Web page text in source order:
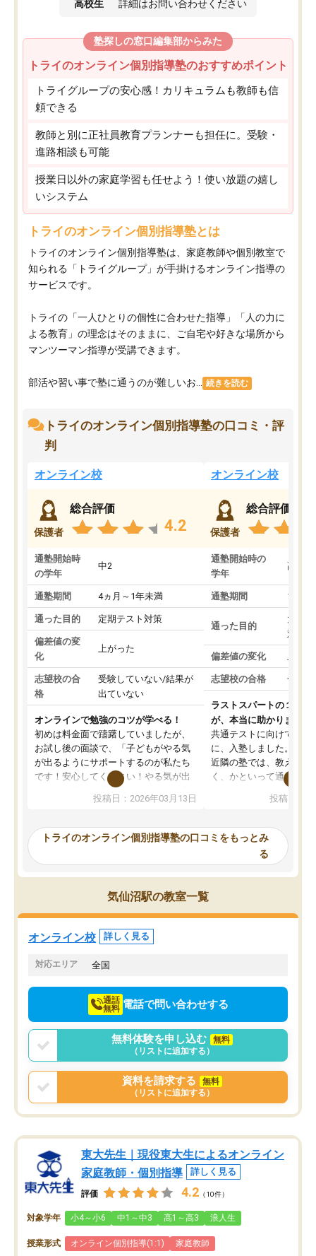
高校生 詳細はお問い合わせください
塾探しの窓口編集部からみた
トライのオンライン個別指導塾のおすすめポイント
トライグループの安心感！カリキュラムも教師も信
頼できる
教師と別に正社員教育プランナーも担任に。受験・
進路相談も可能
授業日以外の家庭学習も任せよう！使い放題の嬉し
いシステム
トライのオンライン個別指導塾とは
トライのオンライン個別指導塾は、家庭教師や個別教室で
知られる「トライグループ」が手掛けるオンライン指導の
サービスです。
トライの「一人ひとりの個性に合わせた指導」「人の力に
よる教育」の理念はそのままに、ご自宅や好きな場所から
マンツーマン指導が受講できます。
部活や習い事で塾に通うのが難しいお... 続きを読む
トライのオンライン個別指導塾の口コミ・評
判
オンライン校
保護者
総合評価
4.2
通塾開始時
の学年
中2
通塾期間 4ヵ月～1年未満
通った目的 定期テスト対策
偏差値の変
化
上がった
志望校の合
格
受験していない/結果が
出ていない
オンラインで勉強のコツが学べる！
初めは料金面で躊躇していましたが、
お試し後の面談で、「子どもがやる気
が出るようにサポートするのが私たち
です！安心してください！やる気が出
ないのは私たち講師の責任です」と言
ってくださり、確かに！と考えて、思
ったんですが、学生の先生から学ぶこ
み、徐々に成績が上がったらいいなと
思っていました。何が今足りないのか
を的確に指導いただき、子どももびっ
くりするほど楽しんでやる気を持って
塾を受けています。狙い通り、少しず
つ成績も上がり、苦手意識も無くなっ
てきたので、さらに苦手な数学も追加
でお願いしました。来年の高校受験に
投稿日：2026年03月13日
オンライン校
保護者
総合評価
通塾開始時の
学年
高3
通塾期間 1～3
通った目的
大学
対策
偏差値の変化 上が
志望校の合格 合格
ラストスパートの１か月
が、本当に助かりました
共通テストに向けての追
に、入塾しました。田舎
近隣の塾では、教えても
く、かといって通うには
可能なので本当に助か
らないところをピンポイ
頂いて、とてもわかり
していました。一生を
スト、多少お金がかかっ
投稿日：
トライのオンライン個別指導塾の口コミをもっとみ
る
気仙沼駅の教室一覧
オンライン校 詳しく見る
対応エリア 全国
通話
無料 電話で問い合わせする
無料体験を申し込む
無料
（リストに追加する）
資料を請求する
無料
（リストに追加する）
東大先生｜現役東大生によるオンライン
家庭教師・個別指導
詳しく見る
評価 4.2 （10件）
対象学年 小4～小6 中1～中3 高1～高3 浪人生
授業形式 オンライン個別指導(1:1) 家庭教師